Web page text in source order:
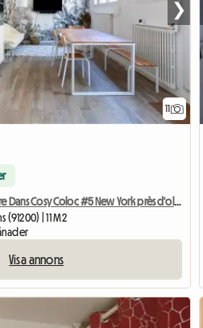
11
❯
Grande Chambre Dans Cosy Coloc #5 New York près d'olry
| 11 M2
Visa annons